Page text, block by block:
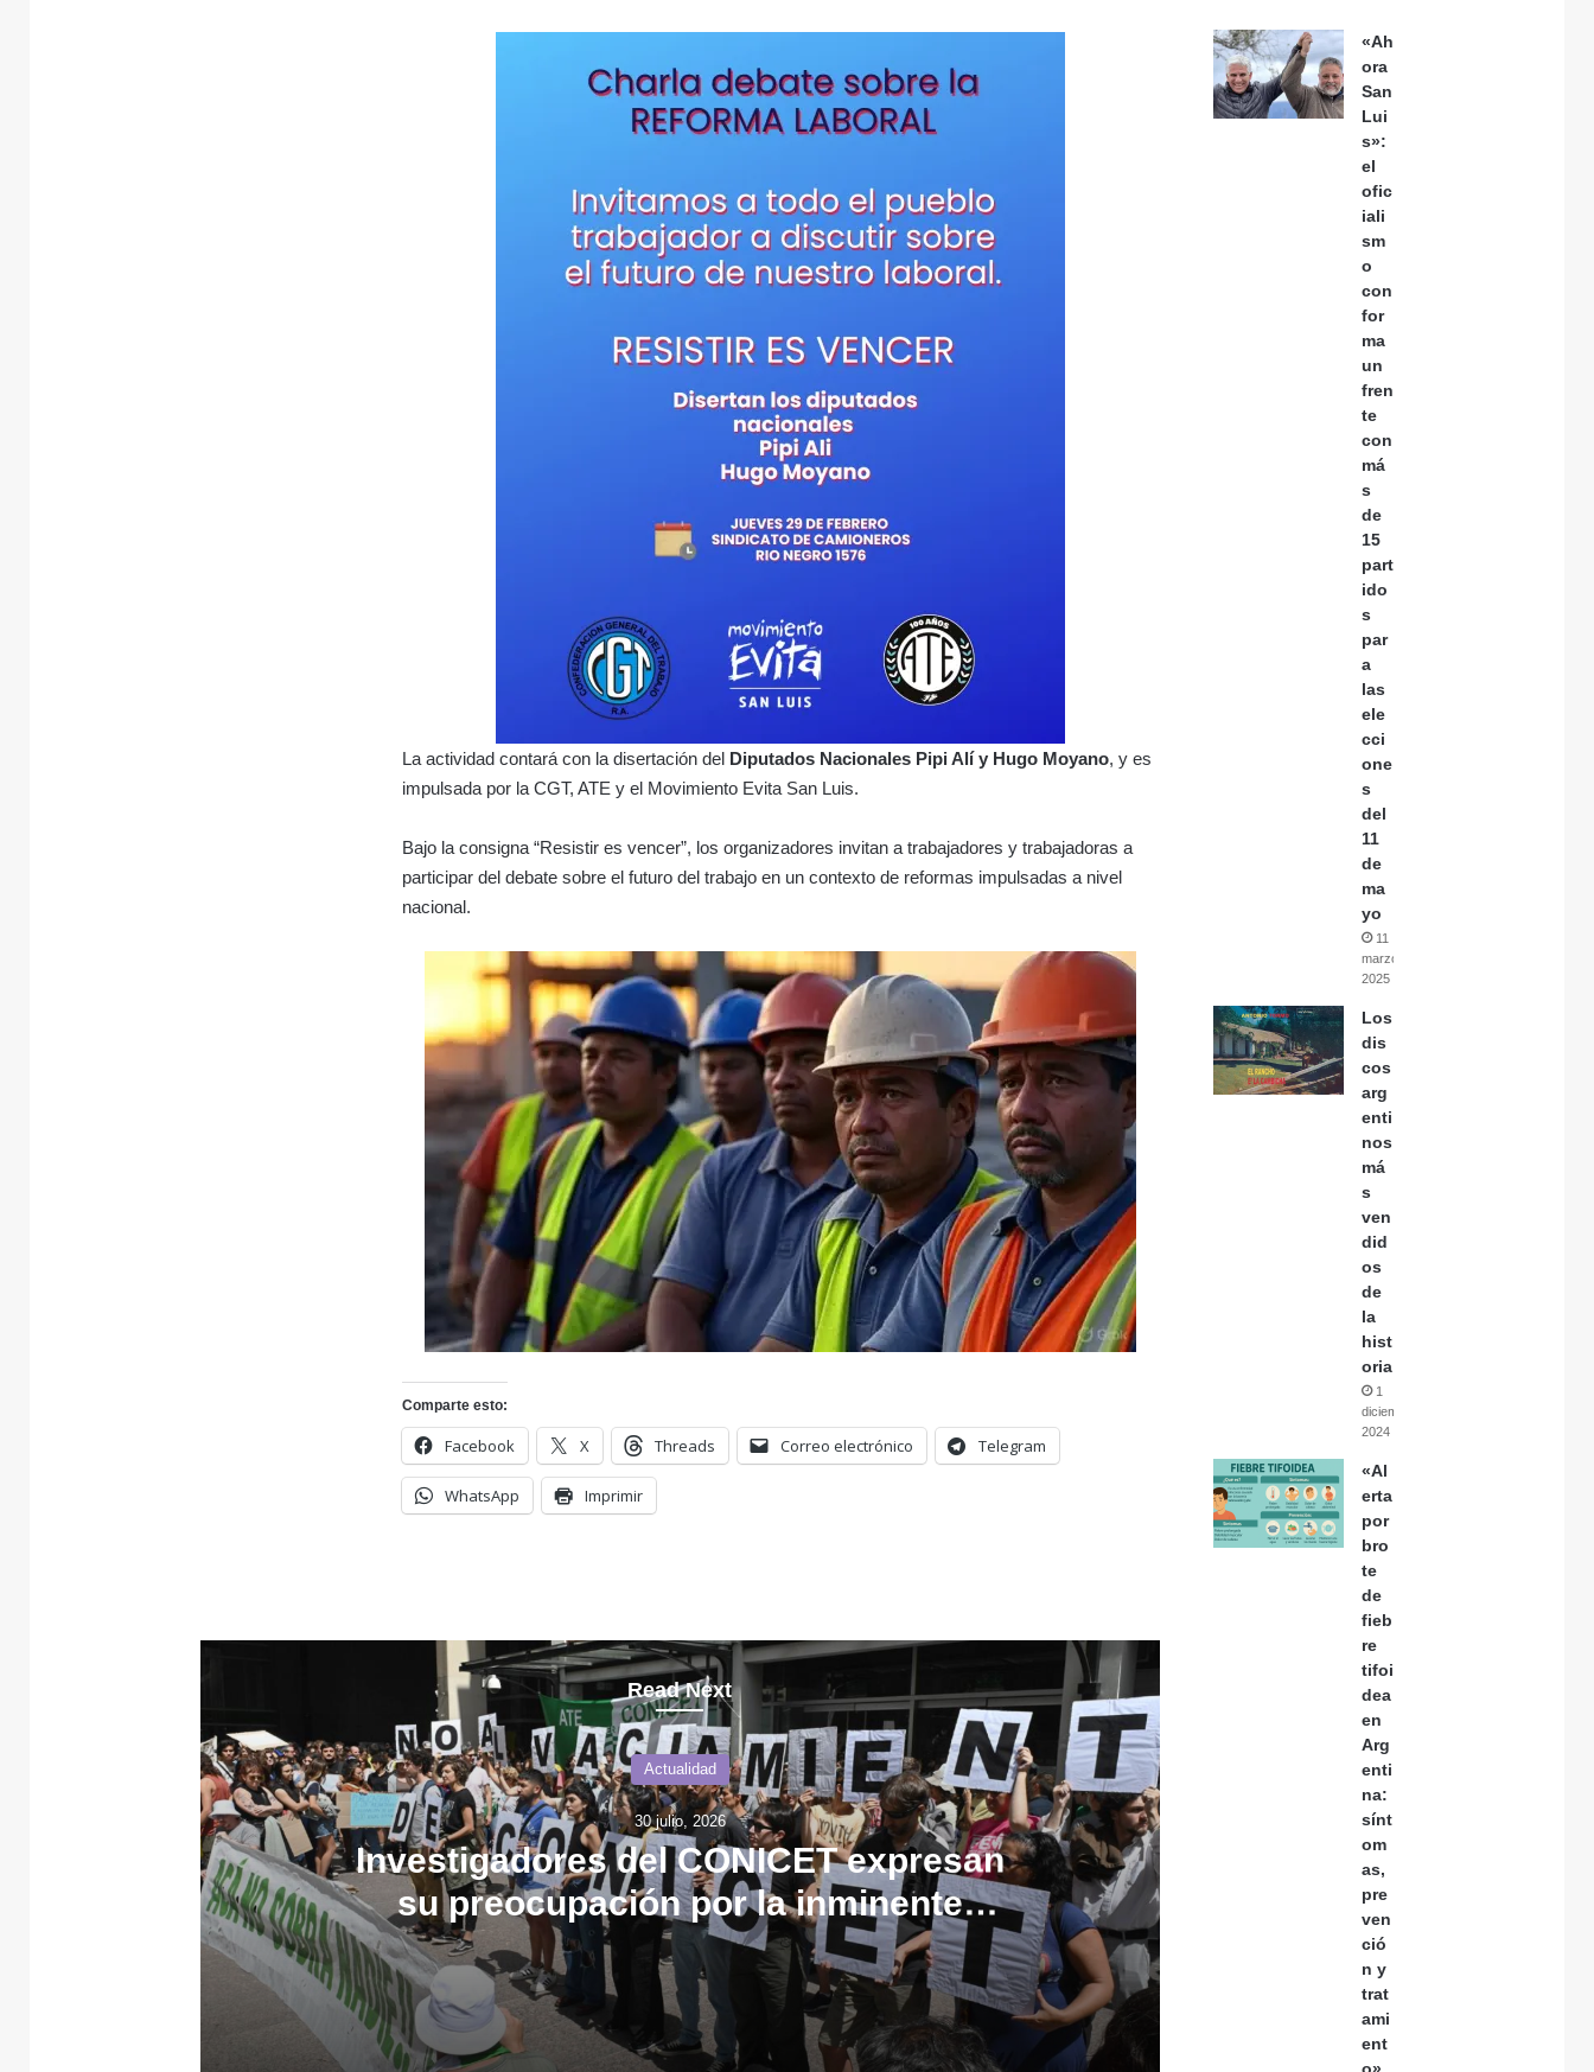
La actividad contará con la disertación del Diputados Nacionales Pipi Alí y Hugo Moyano, y es
impulsada por la CGT, ATE y el Movimiento Evita San Luis.
Bajo la consigna “Resistir es vencer”, los organizadores invitan a trabajadores y trabajadoras a
participar del debate sobre el futuro del trabajo en un contexto de reformas impulsadas a nivel
nacional.
Comparte esto:
Facebook X Threads Correo electrónico Telegram
WhatsApp Imprimir
Read Next
Actualidad
30 julio, 2026
Investigadores del CONICET expresan
su preocupación por la inminente
desvinculación de cerca de 400
becarios y becarias.
30 julio, 2026
Investigadores del CONICET expresan su preocupación por la inminente desvinculación de cerca de 400 becarios y becarias.
«Ah
ora
San
Lui
s»:
el
ofic
iali
sm
o
con
for
ma
un
fren
te
con
má
s
de
15
part
ido
s
par
a
las
ele
cci
one
s
del
11
de
ma
yo
11
marzo,
2025
Los
dis
cos
arg
enti
nos
má
s
ven
did
os
de
la
hist
oria
1
diciembre,
2024
«Al
erta
por
bro
te
de
fieb
re
tifoi
dea
en
Arg
enti
na:
sínt
om
as,
pre
ven
ció
n y
trat
ami
ent